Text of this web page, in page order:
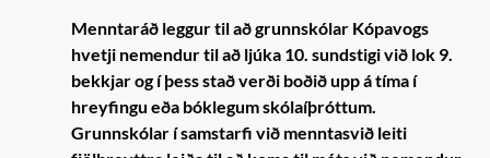
Menntaráð leggur til að grunnskólar Kópavogs
hvetji nemendur til að ljúka 10. sundstigi við lok 9.
bekkjar og í þess stað verði boðið upp á tíma í
hreyfingu eða bóklegum skólaíþróttum.
Grunnskólar í samstarfi við menntasvið leiti